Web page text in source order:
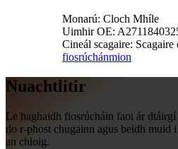
Monarú: Cloch Mhíle
Uimhir OE:
Cineál scagaire: Scagaire
fiosrúchánmion
Nuachtlitir
Le haghaidh fiosrúcháin faoi ár
do r-phost chugainn agus beidh muid
an chloig.